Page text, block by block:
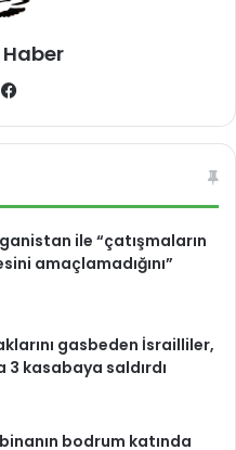
We
bo
ile “çatışmaların
amaçlamadığını”
gasbeden İsrailliler,
3 kasabaya saldırdı
bodrum katında